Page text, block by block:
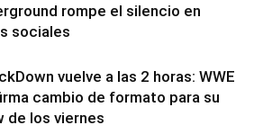
rompe el silencio en
sociales
vuelve a las 2 horas: WWE
cambio de formato para su
de los viernes